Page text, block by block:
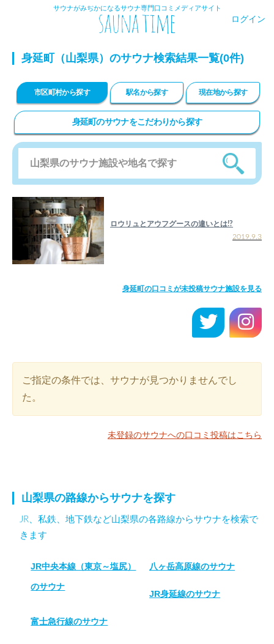
サウナがみぢかになるサウナ専門口コミメディアサイト
ログイン
身延町（山梨県）のサウナ検索結果一覧(0件)
市区町村から探す 駅名から探す 現在地から探す
身延町のサウナをこだわりから探す
ロウリュとアウフグースの違いとは!?
2019.9.3
身延町の口コミが未投稿サウナ施設を見る
ご指定の条件では、サウナが見つかりませんでし
た。
未登録のサウナへの口コミ投稿はこちら
山梨県の路線からサウナを探す
JR、私鉄、地下鉄など山梨県の各路線からサウナを検索で
きます
JR中央本線（東京～塩尻）
のサウナ
八ヶ岳高原線のサウナ
JR身延線のサウナ
富士急行線のサウナ